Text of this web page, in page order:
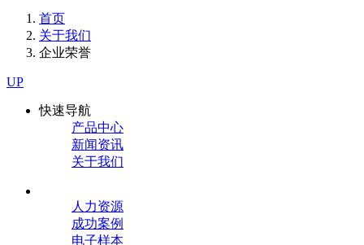
首页
关于我们
企业荣誉
UP
快速导航
产品中心
新闻资讯
关于我们
人力资源
成功案例
电子样本